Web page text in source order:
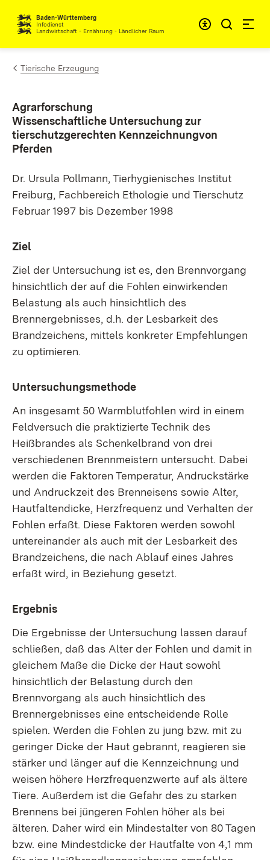
Zum Inhalt springen
Baden-Württemberg
Infodienst
Landwirtschaft - Ernährung - Ländlicher Raum
Tierische Erzeugung
Agrarforschung
Wissenschaftliche Untersuchung zur
tierschutzgerechten Kennzeichnungvon
Pferden
Dr. Ursula Pollmann, Tierhygienisches Institut
Freiburg, Fachbereich Ethologie und Tierschutz
Februar 1997 bis Dezember 1998
Ziel
Ziel der Untersuchung ist es, den Brennvorgang
hinsichtlich der auf die Fohlen einwirkenden
Belastung als auch hinsichtlich des
Brennergebnisses, d.h. der Lesbarkeit des
Brandzeichens, mittels konkreter Empfehlungen
zu optimieren.
Untersuchungsmethode
An insgesamt 50 Warmblutfohlen wird in einem
Feldversuch die praktizierte Technik des
Heißbrandes als Schenkelbrand von drei
verschiedenen Brennmeistern untersucht. Dabei
werden die Faktoren Temperatur, Andruckstärke
und Andruckzeit des Brenneisens sowie Alter,
Hautfaltendicke, Herzfrequenz und Verhalten der
Fohlen erfaßt. Diese Faktoren werden sowohl
untereinander als auch mit der Lesbarkeit des
Brandzeichens, die nach Ablauf eines Jahres
erfaßt wird, in Beziehung gesetzt.
Ergebnis
Die Ergebnisse der Untersuchung lassen darauf
schließen, daß das Alter der Fohlen und damit in
gleichem Maße die Dicke der Haut sowohl
hinsichtlich der Belastung durch den
Brennvorgang als auch hinsichtlich des
Brennergebnisses eine entscheidende Rolle
spielen. Werden die Fohlen zu jung bzw. mit zu
geringer Dicke der Haut gebrannt, reagieren sie
stärker und länger auf die Kennzeichnung und
weisen höhere Herzfrequenzwerte auf als ältere
Tiere. Außerdem ist die Gefahr des zu starken
Brennens bei jüngeren Fohlen höher als bei
älteren. Daher wird ein Mindestalter von 80 Tagen
bzw. eine Mindestdicke der Hautfalte von 4,1 mm